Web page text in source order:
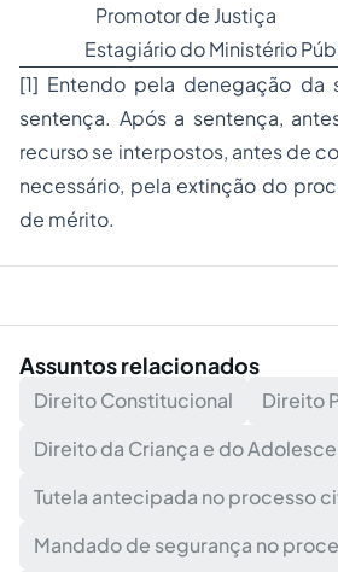
Promotor de Justiça
Estagiário do Ministério
[1] Entendo pela denegação da
sentença. Após a sentença,
recurso se interpostos, antes de
necessário, pela extinção do
de mérito.
Assuntos relacionados
Direito Constitucional
Direito
Direito da Criança e do
Tutela antecipada no processo
Mandado de segurança no